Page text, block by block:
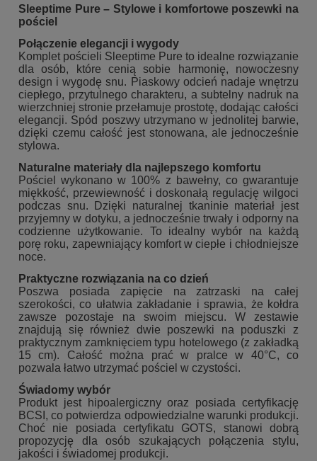
Sleeptime Pure – Stylowe i komfortowe poszewki na
pościel
Połączenie elegancji i wygody
Komplet pościeli Sleeptime Pure to idealne rozwiązanie
dla osób, które cenią sobie harmonię, nowoczesny
design i wygodę snu. Piaskowy odcień nadaje wnętrzu
ciepłego, przytulnego charakteru, a subtelny nadruk na
wierzchniej stronie przełamuje prostotę, dodając całości
elegancji. Spód poszwy utrzymano w jednolitej barwie,
dzięki czemu całość jest stonowana, ale jednocześnie
stylowa.
Naturalne materiały dla najlepszego komfortu
Pościel wykonano w 100% z bawełny, co gwarantuje
miękkość, przewiewność i doskonałą regulację wilgoci
podczas snu. Dzięki naturalnej tkaninie materiał jest
przyjemny w dotyku, a jednocześnie trwały i odporny na
codzienne użytkowanie. To idealny wybór na każdą
porę roku, zapewniający komfort w ciepłe i chłodniejsze
noce.
Praktyczne rozwiązania na co dzień
Poszwa posiada zapięcie na zatrzaski na całej
szerokości, co ułatwia zakładanie i sprawia, że kołdra
zawsze pozostaje na swoim miejscu. W zestawie
znajdują się również dwie poszewki na poduszki z
praktycznym zamknięciem typu hotelowego (z zakładką
15 cm). Całość można prać w pralce w 40°C, co
pozwala łatwo utrzymać pościel w czystości.
Świadomy wybór
Produkt jest hipoalergiczny oraz posiada certyfikację
BCSI, co potwierdza odpowiedzialne warunki produkcji.
Choć nie posiada certyfikatu GOTS, stanowi dobrą
propozycję dla osób szukających połączenia stylu,
jakości i świadomej produkcji.